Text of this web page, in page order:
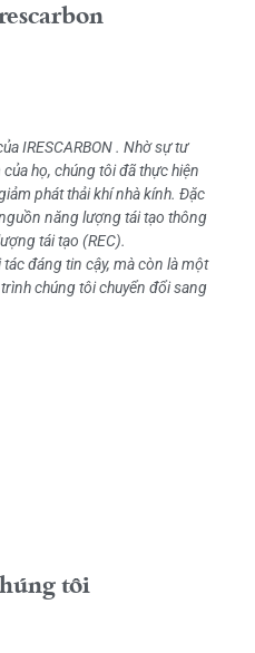
IRESCARBON . Nhờ sự tư
họ, chúng tôi đã thực hiện
phát thải khí nhà kính. Đặc
năng lượng tái tạo thông
tái tạo (REC).
đáng tin cậy, mà còn là một
chúng tôi chuyển đổi sang
tôi